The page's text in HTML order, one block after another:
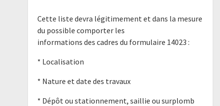
Cette liste devra légitimement et dans la mesure
du possible comporter les
informations des cadres du formulaire 14023 :
* Localisation
* Nature et date des travaux
* Dépôt ou stationnement, saillie ou surplomb